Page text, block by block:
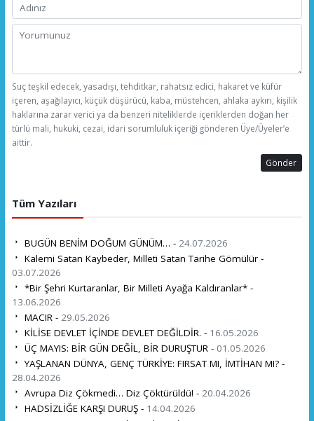
Suç teşkil edecek, yasadışı, tehditkar, rahatsız edici, hakaret ve küfür
içeren, aşağılayıcı, küçük düşürücü, kaba, müstehcen, ahlaka aykırı, kişilik
haklarına zarar verici ya da benzeri niteliklerde içeriklerden doğan her
türlü mali, hukuki, cezai, idari sorumluluk içeriği gönderen Üye/Üyeler’e
aittir.
Gönder
Tüm Yazıları
BUGÜN BENİM DOĞUM GÜNÜM… - 24.07.2026
Kalemi Satan Kaybeder, Milleti Satan Tarihe Gömülür -
03.07.2026
*Bir Şehri Kurtaranlar, Bir Milleti Ayağa Kaldıranlar* -
13.06.2026
MACIR - 29.05.2026
KİLİSE DEVLET İÇİNDE DEVLET DEĞİLDİR. - 16.05.2026
ÜÇ MAYIS: BİR GÜN DEĞİL, BİR DURUŞTUR - 01.05.2026
YAŞLANAN DÜNYA, GENÇ TÜRKİYE: FIRSAT MI, İMTİHAN MI? -
28.04.2026
Avrupa Diz Çökmedi… Diz Çöktürüldü! - 20.04.2026
HADSİZLİĞE KARŞI DURUŞ - 14.04.2026